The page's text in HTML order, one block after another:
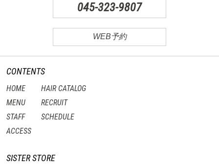
045-323-9807
WEB予約
CONTENTS
HOME
MENU
STAFF
ACCESS
HAIR CATALOG
RECRUIT
SCHEDULE
SISTER STORE